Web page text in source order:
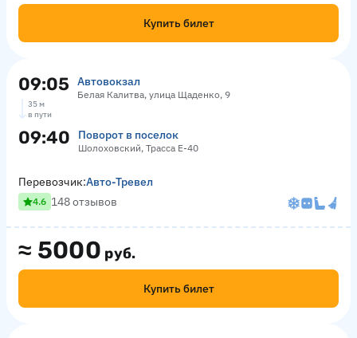
Купить билет
09:05 Автовокзал
Белая Калитва, улица Щаденко, 9
35 м
в пути
09:40 Поворот в поселок
Шолоховский, Трасса Е-40
≈ 5000 руб.
Купить билет
Перевозчик:Авто-Тревел
4.6 148 отзывов